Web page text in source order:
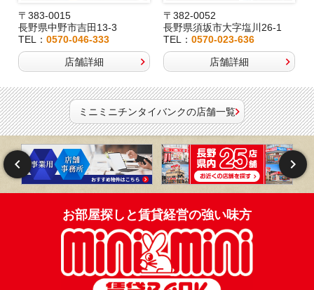
〒383-0015
長野県中野市吉田13-3
TEL： 0570-046-333
店舗詳細
〒382-0052
長野県須坂市大字塩川26-1
TEL：0570-023-636
店舗詳細
ミニミニチンタイバンクの店舗一覧
お部屋探しと賃貸経営の強い味方